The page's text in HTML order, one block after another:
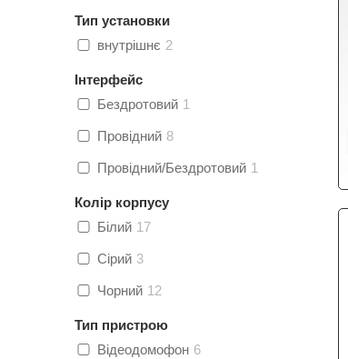
Тип установки
внутрішнє 2
Інтерфейс
Бездротовий 1
Провідний 8
Провідний/Бездротовий 1
Колір корпусу
Білий 17
Сірий 3
Чорний 12
Тип пристрою
Відеодомофон 6